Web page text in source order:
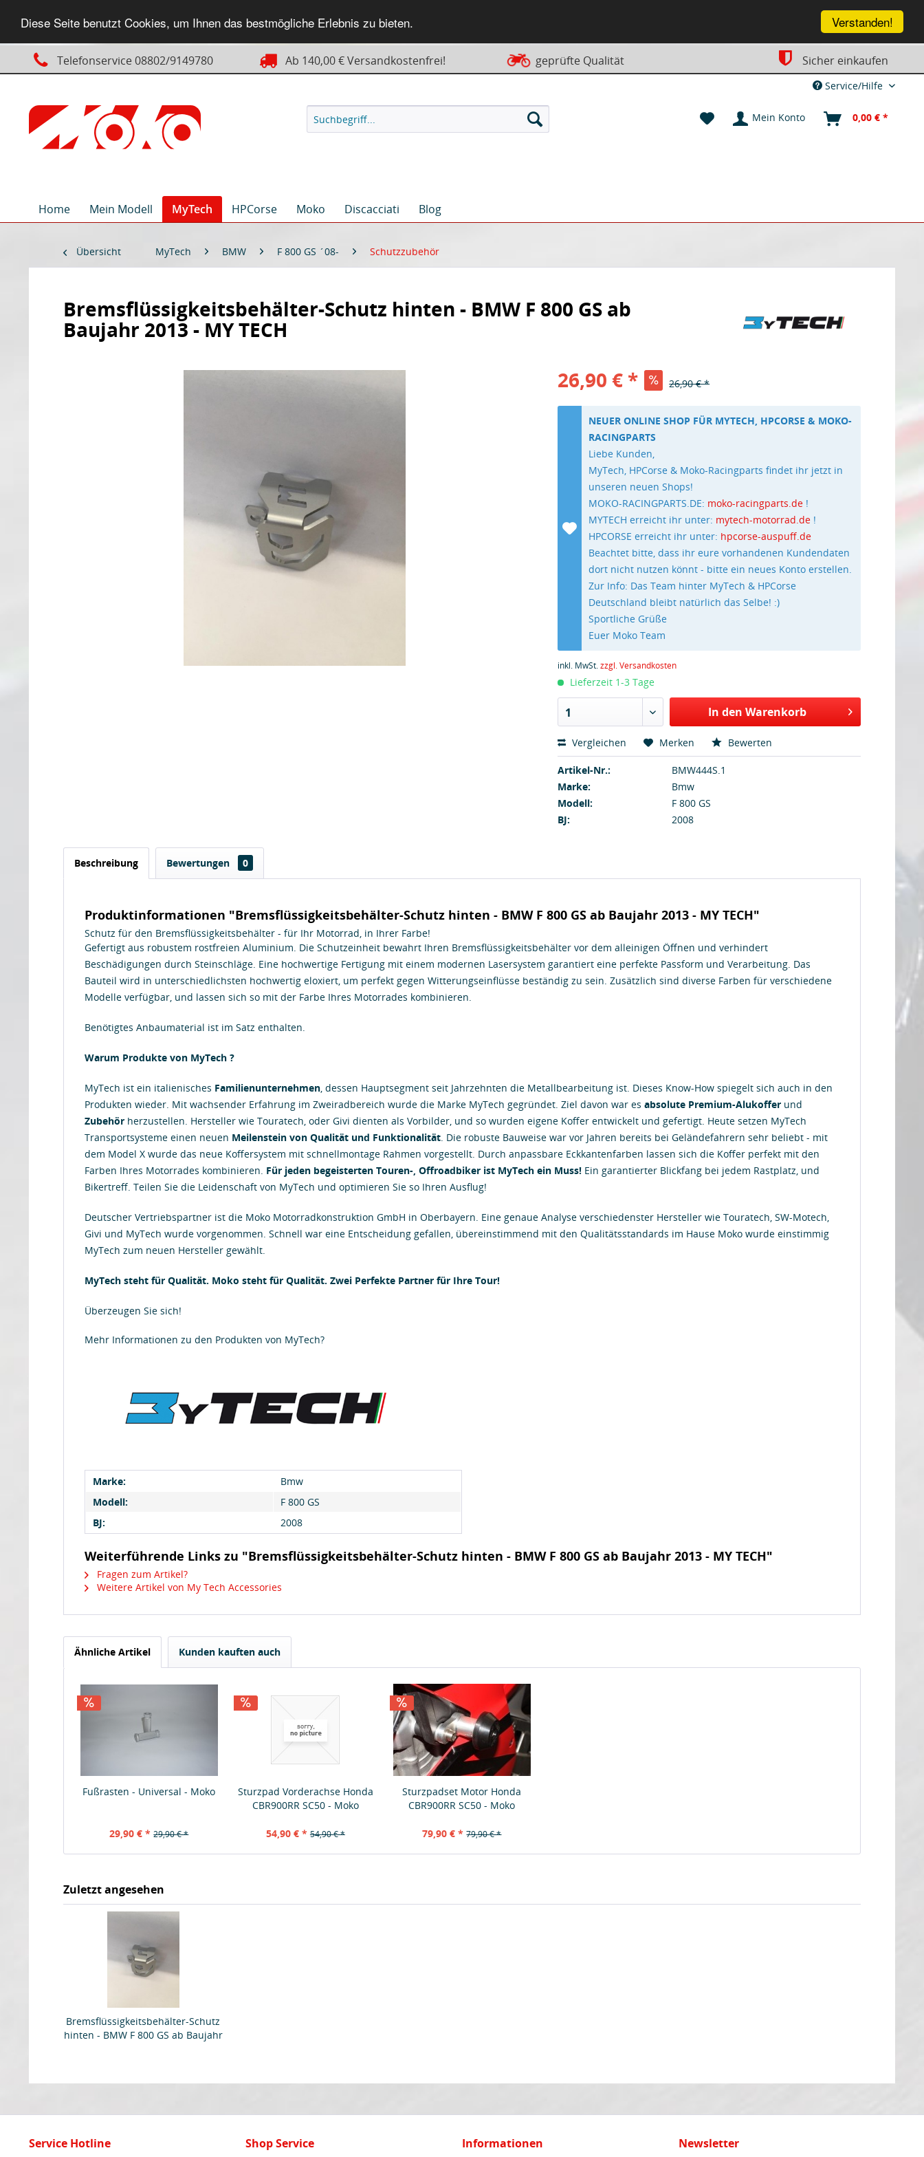
Verstanden!
Diese Seite benutzt Cookies, um Ihnen das bestmögliche Erlebnis zu bieten.
Telefonservice 08802/9149780 Ab 140,00 € Versandkostenfrei! geprüfte Qualität Sicher einkaufen
Service/Hilfe
Mein Konto 0,00 € *
Home Mein Modell MyTech HPCorse Moko Discacciati Blog
Übersicht MyTech BMW F 800 GS ´08- Schutzzubehör
Bremsflüssigkeitsbehälter-Schutz hinten - BMW F 800 GS ab
Baujahr 2013 - MY TECH
26,90 € *
26,90 € *
NEUER ONLINE SHOP FÜR MYTECH, HPCORSE & MOKO-
RACINGPARTS
Liebe Kunden,
MyTech, HPCorse & Moko-Racingparts findet ihr jetzt in
unseren neuen Shops!
MOKO-RACINGPARTS.DE: moko-racingparts.de !
MYTECH erreicht ihr unter: mytech-motorrad.de !
HPCORSE erreicht ihr unter: hpcorse-auspuff.de
Beachtet bitte, dass ihr eure vorhandenen Kundendaten
dort nicht nutzen könnt - bitte ein neues Konto erstellen.
Zur Info: Das Team hinter MyTech & HPCorse
Deutschland bleibt natürlich das Selbe! :)
Sportliche Grüße
Euer Moko Team
inkl. MwSt.zzgl. Versandkosten
Lieferzeit 1-3 Tage
1 In den Warenkorb
Vergleichen Merken Bewerten
Artikel-Nr.:
BMW444S.1
Marke:
Bmw
Modell:
F 800 GS
BJ:
2008
Beschreibung Bewertungen 0
Produktinformationen "Bremsflüssigkeitsbehälter-Schutz hinten - BMW F 800 GS ab Baujahr 2013 - MY TECH"
Schutz für den Bremsflüssigkeitsbehälter - für Ihr Motorrad, in Ihrer Farbe!
Gefertigt aus robustem rostfreien Aluminium. Die Schutzeinheit bewahrt Ihren Bremsflüssigkeitsbehälter vor dem alleinigen Öffnen und verhindert
Beschädigungen durch Steinschläge. Eine hochwertige Fertigung mit einem modernen Lasersystem garantiert eine perfekte Passform und Verarbeitung. Das
Bauteil wird in unterschiedlichsten hochwertig eloxiert, um perfekt gegen Witterungseinflüsse beständig zu sein. Zusätzlich sind diverse Farben für verschiedene
Modelle verfügbar, und lassen sich so mit der Farbe Ihres Motorrades kombinieren.
Benötigtes Anbaumaterial ist im Satz enthalten.
Warum Produkte von MyTech ?
MyTech ist ein italienisches Familienunternehmen, dessen Hauptsegment seit Jahrzehnten die Metallbearbeitung ist. Dieses Know-How spiegelt sich auch in den
Produkten wieder. Mit wachsender Erfahrung im Zweiradbereich wurde die Marke MyTech gegründet. Ziel davon war es absolute Premium-Alukoffer und
Zubehör herzustellen. Hersteller wie Touratech, oder Givi dienten als Vorbilder, und so wurden eigene Koffer entwickelt und gefertigt. Heute setzen MyTech
Transportsysteme einen neuen Meilenstein von Qualität und Funktionalität. Die robuste Bauweise war vor Jahren bereits bei Geländefahrern sehr beliebt - mit
dem Model X wurde das neue Koffersystem mit schnellmontage Rahmen vorgestellt. Durch anpassbare Eckkantenfarben lassen sich die Koffer perfekt mit den
Farben Ihres Motorrades kombinieren. Für jeden begeisterten Touren-, Offroadbiker ist MyTech ein Muss! Ein garantierter Blickfang bei jedem Rastplatz, und
Bikertreff. Teilen Sie die Leidenschaft von MyTech und optimieren Sie so Ihren Ausflug!
Deutscher Vertriebspartner ist die Moko Motorradkonstruktion GmbH in Oberbayern. Eine genaue Analyse verschiedenster Hersteller wie Touratech, SW-Motech,
Givi und MyTech wurde vorgenommen. Schnell war eine Entscheidung gefallen, übereinstimmend mit den Qualitätsstandards im Hause Moko wurde einstimmig
MyTech zum neuen Hersteller gewählt.
MyTech steht für Qualität. Moko steht für Qualität. Zwei Perfekte Partner für Ihre Tour!
Überzeugen Sie sich!
Mehr Informationen zu den Produkten von MyTech?
Marke:
Bmw
Modell:
F 800 GS
BJ:
2008
Weiterführende Links zu "Bremsflüssigkeitsbehälter-Schutz hinten - BMW F 800 GS ab Baujahr 2013 - MY TECH"
Fragen zum Artikel?
Weitere Artikel von My Tech Accessories
Ähnliche Artikel Kunden kauften auch
Fußrasten - Universal - Moko
29,90 € * 29,90 € *
Sturzpad Vorderachse Honda
CBR900RR SC50 - Moko
54,90 € * 54,90 € *
Sturzpadset Motor Honda
CBR900RR SC50 - Moko
79,90 € * 79,90 € *
Zuletzt angesehen
Bremsflüssigkeitsbehälter-Schutz
hinten - BMW F 800 GS ab Baujahr
Service Hotline Shop Service Informationen Newsletter